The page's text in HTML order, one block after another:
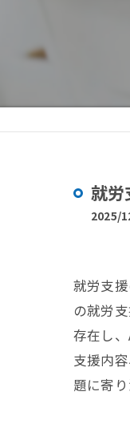
就労
2025/
就労支
の就労
存在し
支援内
題に寄